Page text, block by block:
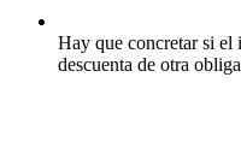
Hay que concretar si el
descuenta de otra